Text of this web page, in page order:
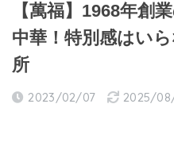
【萬福】1968年創
中華！特別感はい
所
2023/02/07 2025/